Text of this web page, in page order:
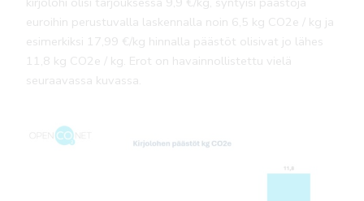
euroihin perustuvalla laskennalla noin 6,5 kg CO2e / kg ja
esimerkiksi 17,99 €/kg hinnalla päästöt olisivat jo lähes
11,8 kg CO2e / kg. Erot on havainnollistettu vielä
seuraavassa kuvassa.